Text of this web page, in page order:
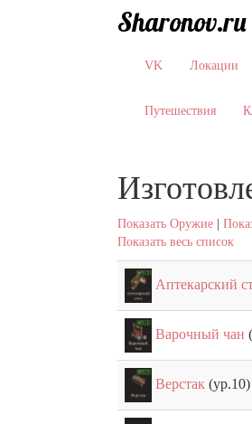
VK Локации
Путешествия
Показать Оружие
Показать весь список
Аптекарский
Варочный чан
Верстак (ур.10)